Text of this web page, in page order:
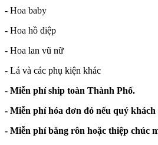
- Hoa baby
- Hoa hồ điệp
- Hoa lan vũ nữ
- Lá và các phụ kiện khác
- Miễn phí ship toàn Thành Phố.
- Miễn phí hóa đơn đỏ nếu quý khách
- Miễn phí băng rôn hoặc thiệp chúc